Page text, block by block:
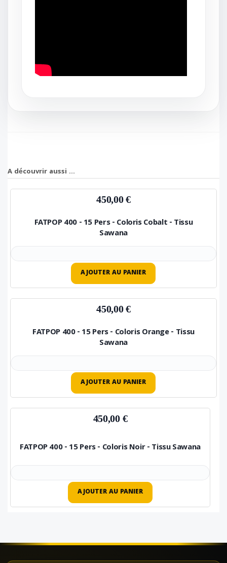
A découvrir aussi ...
450,00 €
FATPOP 400 - 15 Pers - Coloris Cobalt - Tissu
Sawana
AJOUTER AU PANIER
450,00 €
FATPOP 400 - 15 Pers - Coloris Orange - Tissu
Sawana
AJOUTER AU PANIER
450,00 €
FATPOP 400 - 15 Pers - Coloris Noir - Tissu Sawana
AJOUTER AU PANIER